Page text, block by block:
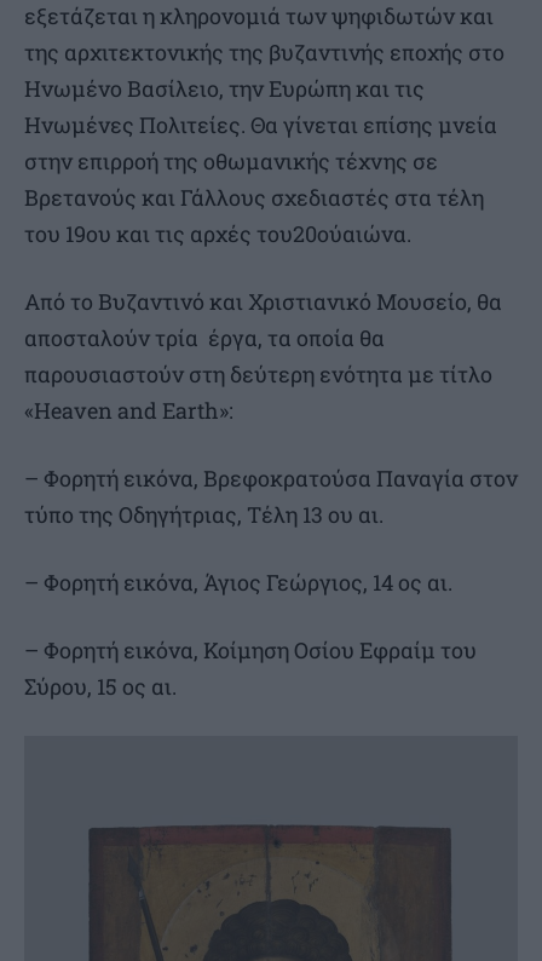
εξετάζεται η κληρονομιά των ψηφιδωτών και
της αρχιτεκτονικής της βυζαντινής εποχής στο
Ηνωμένο Βασίλειο, την Ευρώπη και τις
Ηνωμένες Πολιτείες. Θα γίνεται επίσης μνεία
στην επιρροή της οθωμανικής τέχνης σε
Βρετανούς και Γάλλους σχεδιαστές στα τέλη
του 19ου και τις αρχές του20ούαιώνα.
Από το Βυζαντινό και Χριστιανικό Μουσείο, θα
αποσταλούν τρία έργα, τα οποία θα
παρουσιαστούν στη δεύτερη ενότητα με τίτλο
«Heaven and Earth»:
– Φορητή εικόνα, Βρεφοκρατούσα Παναγία στον
τύπο της Οδηγήτριας, Τέλη 13 ου αι.
– Φορητή εικόνα, Άγιος Γεώργιος, 14 ος αι.
– Φορητή εικόνα, Κοίμηση Οσίου Εφραίμ του
Σύρου, 15 ος αι.